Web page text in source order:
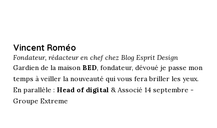
Vincent Roméo
Fondateur, rédacteur en chef chez Blog Esprit Design
Gardien de la maison BED, fondateur, dévoué je passe mon
temps à veiller la nouveauté qui vous fera briller les yeux.
En parallèle : Head of digital & Associé 14 septembre -
Groupe Extreme